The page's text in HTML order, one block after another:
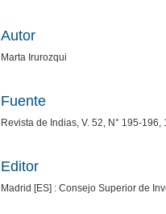
Autor
Marta Irurozqui
Fuente
Revista de Indias, V. 52, N° 195-196,
Editor
Madrid [ES] : Consejo Superior de